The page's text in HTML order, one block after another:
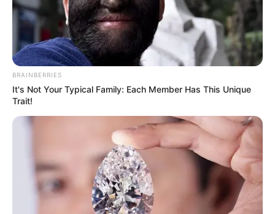
BRAINBERRIES
It's Not Your Typical Family: Each Member Has This Unique
Trait!